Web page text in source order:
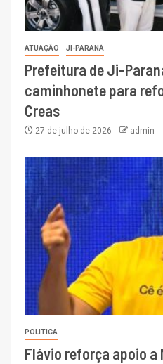
ATUAÇÃO JI-PARANÁ
Prefeitura de Ji-
caminhonete para
Creas
27 de julho de 2026 admin
POLITICA
Flávio reforça apoio a